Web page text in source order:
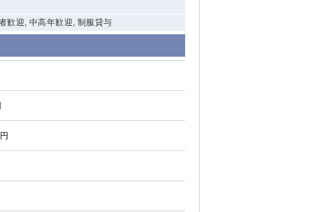
歓迎, 中高年歓迎, 制服貸与